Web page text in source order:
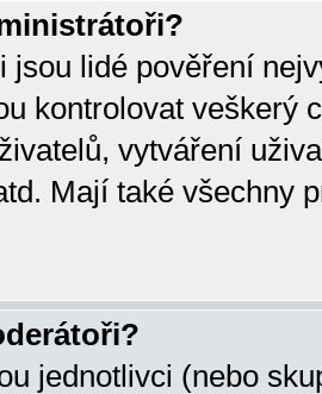
jsou lidé pověření
kontrolovat veškerý
vytváření
Mají také všechny
jednotlivci (nebo